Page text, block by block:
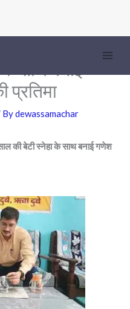
का निरीक्षण कर
साथ बनाई
प्रतिमा
dewassamachar
की बेटी स्नेहा के साथ बनाई गणेश